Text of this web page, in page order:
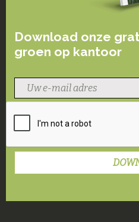
Download onze
groen op kantoor